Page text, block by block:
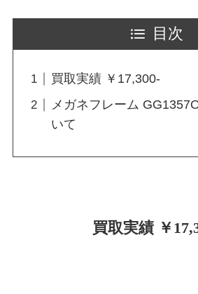
目次
買取実績 ￥17,300-
メガネフレーム
いて
買取実績 ￥